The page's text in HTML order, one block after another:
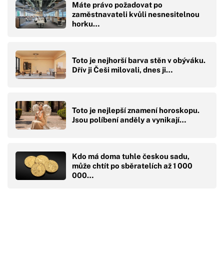
Máte právo požadovat po
zaměstnavateli kvůli nesnesitelnou
horku…
Toto je nejhorší barva stěn v obýváku.
Dřív ji Češi milovali, dnes ji…
Toto je nejlepší znamení horoskopu.
Jsou políbení anděly a vynikají…
Kdo má doma tuhle českou sadu,
může chtít po sběratelích až 1 000
000…